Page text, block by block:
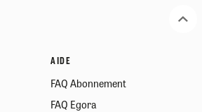
AIDE
FAQ Abonnement
FAQ Egora